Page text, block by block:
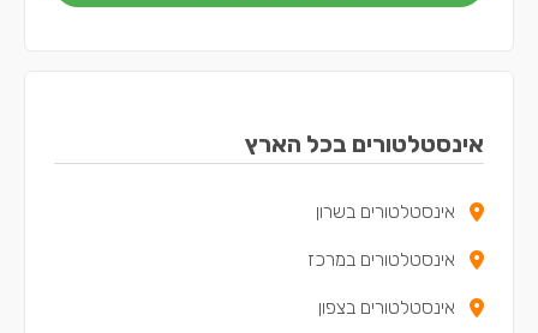
אינסטלטורים בכל הארץ
אינסטלטורים בשרון
אינסטלטורים במרכז
אינסטלטורים בצפון